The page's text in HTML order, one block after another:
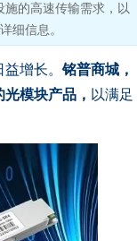
的高速传输需求，以
细信息。
益增长。铭普商城，
模块产品， 以满足